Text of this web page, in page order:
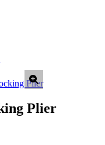
Plier